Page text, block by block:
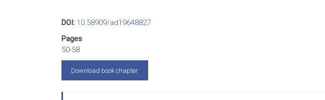
DOI: 10.58909/ad19648827
Pages
50-58
Download book chapter